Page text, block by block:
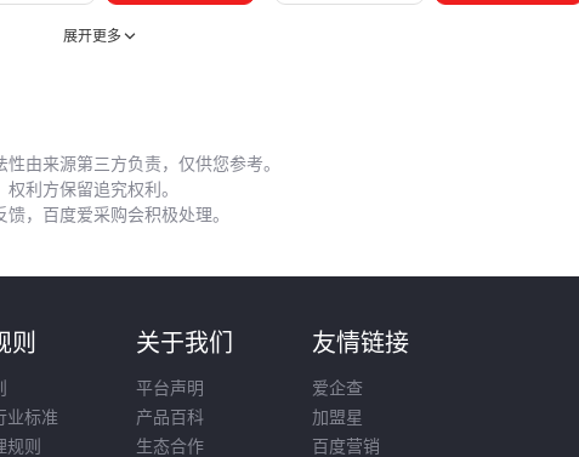
运输安装环节的疏漏常导致展架早期损坏。折叠状态的展架运
输时应使用
实际部署时建议：
先空载测试稳定性，再挂装画面
定期检查螺丝松紧度，特别是可拆装展示架
画面。这类防护罩既能保持展示清晰度，又能避免日常清洁造
成的画面磨损，特别适合高端商品展示场景。
展开更多
由来源第三方负责，仅供您参考。
利方保留追究权利。
，百度爱采购会积极处理。
则
业标准
规则
关于我们
平台声明
产品百科
生态合作
友情链接
爱企查
加盟星
百度营销